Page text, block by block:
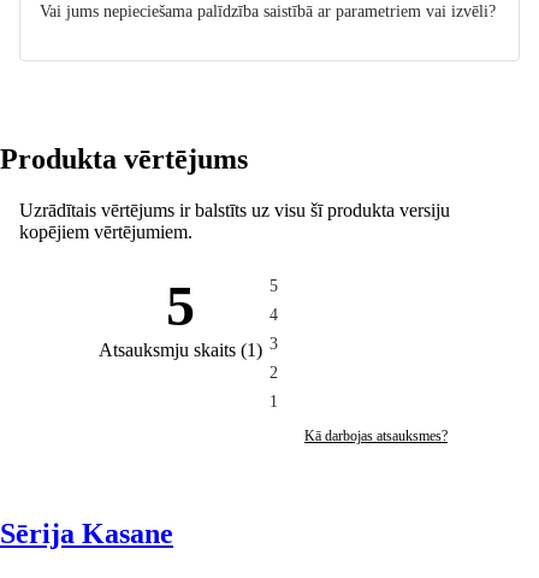
Vai jums nepieciešama palīdzība saistībā ar parametriem vai izvēli?
Produkta vērtējums
Uzrādītais vērtējums ir balstīts uz visu šī produkta versiju
kopējiem vērtējumiem.
5
Atsauksmju skaits (1)
5
4
3
2
1
Kā darbojas atsauksmes?
Sērija Kasane